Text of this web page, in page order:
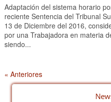
Adaptación del sistema horario
reciente Sentencia del Tribunal
13 de Diciembre del 2016,
por una Trabajadora en materia
siendo...
« Anteriores